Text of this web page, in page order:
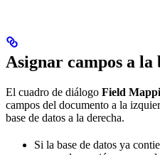
Asignar campos a la
El cuadro de diálogo Field
campos del documento a la
base de datos a la derecha.
Si la base de datos ya